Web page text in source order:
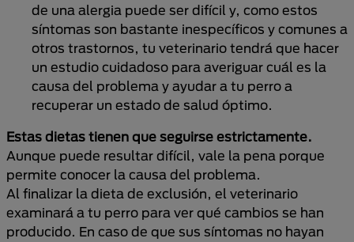
de una alergia puede ser difícil y, como estos
síntomas son bastante inespecíficos y comunes a
otros trastornos, tu veterinario tendrá que hacer
un estudio cuidadoso para averiguar cuál es la
causa del problema y ayudar a tu perro a
recuperar un estado de salud óptimo.
Estas dietas tienen que seguirse estrictamente.
Aunque puede resultar difícil, vale la pena porque
permite conocer la causa del problema.
Al finalizar la dieta de exclusión, el veterinario
examinará a tu perro para ver qué cambios se han
producido. En caso de que sus síntomas no hayan